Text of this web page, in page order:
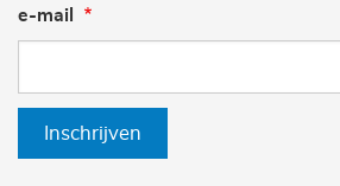
e-mail
Inschrijven